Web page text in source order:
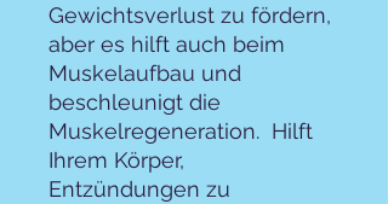
Gewichtsverlust zu fördern,
aber es hilft auch beim
Muskelaufbau und
beschleunigt die
Muskelregeneration. Hilft
Ihrem Körper,
Entzündungen zu